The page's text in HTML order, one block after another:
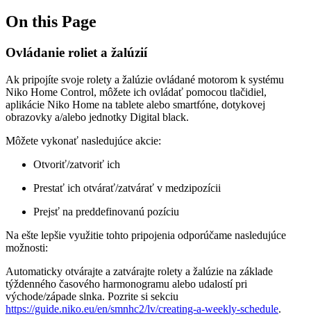
On this Page
Ovládanie roliet a žalúzií
Ak pripojíte svoje rolety a žalúzie ovládané motorom k systému
Niko Home Control, môžete ich ovládať pomocou tlačidiel,
aplikácie Niko Home na tablete alebo smartfóne, dotykovej
obrazovky a/alebo jednotky Digital black.
Môžete vykonať nasledujúce akcie:
Otvoriť/zatvoriť ich
Prestať ich otvárať/zatvárať v medzipozícii
Prejsť na preddefinovanú pozíciu
Na ešte lepšie využitie tohto pripojenia odporúčame nasledujúce
možnosti:
Automaticky otvárajte a zatvárajte rolety a žalúzie na základe
týždenného časového harmonogramu alebo udalostí pri
východe/západe slnka. Pozrite si sekciu
https://guide.niko.eu/en/smnhc2/lv/creating-a-weekly-schedule.